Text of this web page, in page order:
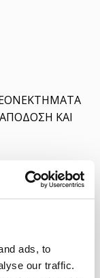
ads, to
our traffic.
ΚΑΙ